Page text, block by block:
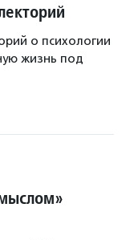
о психологии
жизнь под